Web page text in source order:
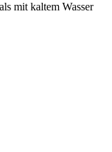
mit kaltem Wasser